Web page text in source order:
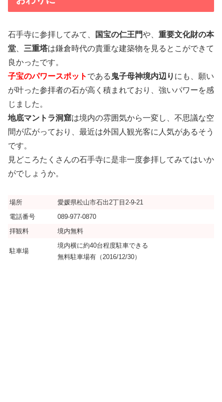
石手寺に参拝してみて、 国宝の仁王門や、 重要文化財の本
堂
三重塔は鎌倉時代の貴重な建築物を見るとこができて
良かったです。
子宝のパワースポット である 鬼子母神境内辺り にも、願い
が叶った参拝者の石が高く積まれており、強いパワーを感
じました。
地底マントラ洞窟は境内の雰囲気から一変し、不思議な空
間が広がっており、最近は外国人観光客に人気があるそう
です。
見どころたくさんの石手寺に是非一度参拝してみてはいか
がでしょうか。
場所
愛媛県松山市石出2丁目2-9-21
電話番号
089-977-0870
拝観料
境内無料
駐車場
境内横に約40台程度駐車できる
無料駐車場有（2016/12/30）